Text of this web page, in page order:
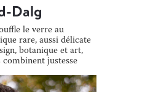
Dalg
le verre au
rare, aussi délicate
botanique et art,
combinent justesse